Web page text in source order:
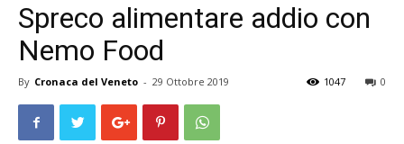
Spreco alimentare addio con
Nemo Food
By Cronaca del Veneto - 29 Ottobre 2019 0
1047